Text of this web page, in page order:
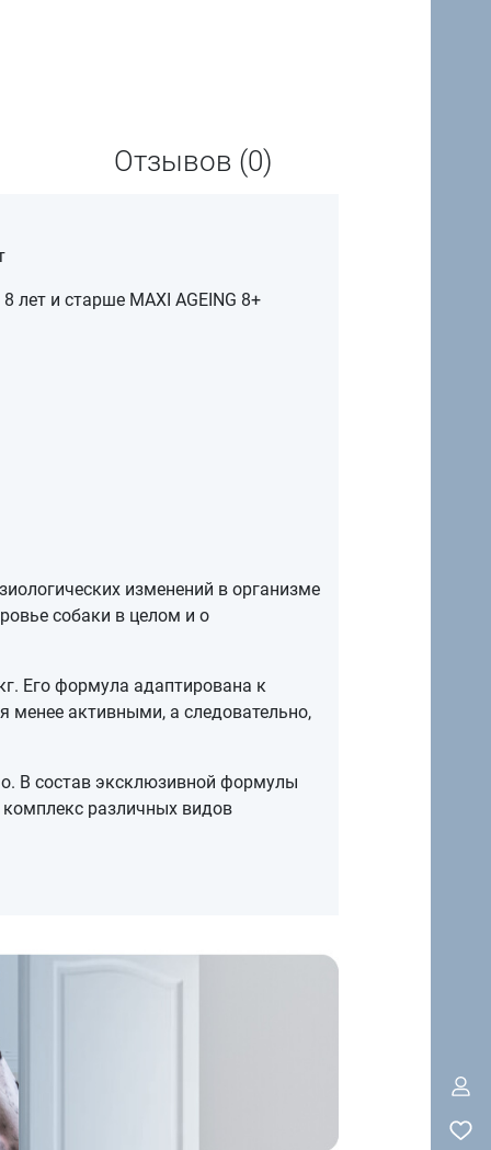
Отзывов (0)
и старше MAXI AGEING 8+
изменений в организме
собаки в целом и о
Его формула адаптирована к
менее активными, а следовательно,
В состав эксклюзивной формулы
различных видов